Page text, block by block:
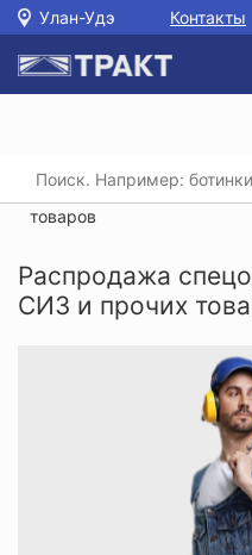
Улан-Удэ Контакты
Главная /
/
Распродажа
товаров
Распродажа
СИЗ и прочих